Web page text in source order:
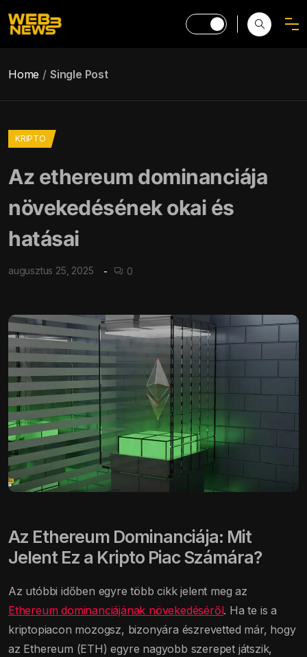
Home Single Post
KRIPTO
Az ethereum dominanciája
növekedésének okai és
hatásai
augusztus 25, 2025 0
Az Ethereum Dominanciája: Mit
Jelent Ez a Kripto Piac Számára?
Az utóbbi időben egyre több cikk jelent meg az
Ethereum dominanciájának növekedéséről. Ha te is a
kriptopiacon mozogsz, bizonyára észrevetted már, hogy
az Ethereum (ETH) egyre nagyobb szerepet játszik,